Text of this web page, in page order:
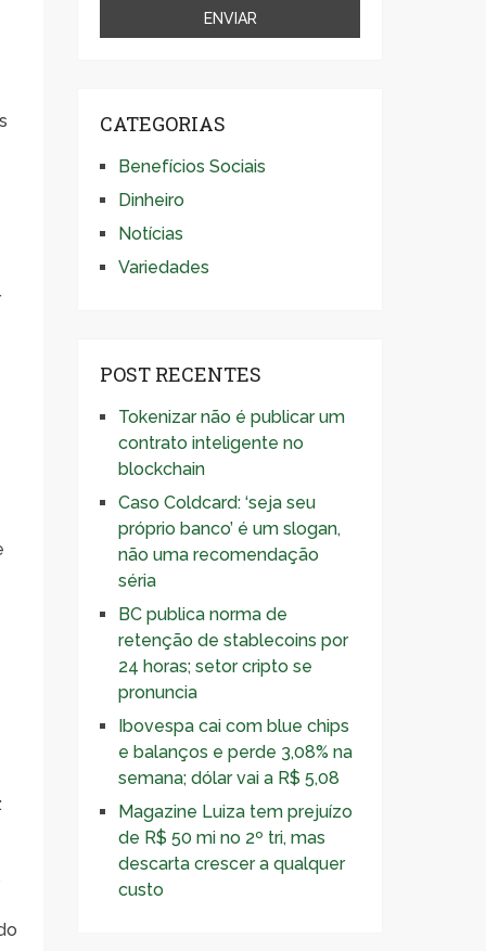
CATEGORIAS
Benefícios Sociais
Dinheiro
Notícias
Variedades
POST RECENTES
Tokenizar não é publicar um
contrato inteligente no
blockchain
Caso Coldcard: ‘seja seu
próprio banco’ é um slogan,
não uma recomendação
séria
BC publica norma de
retenção de stablecoins por
24 horas; setor cripto se
pronuncia
Ibovespa cai com blue chips
e balanços e perde 3,08% na
semana; dólar vai a R$ 5,08
Magazine Luiza tem prejuízo
de R$ 50 mi no 2º tri, mas
descarta crescer a qualquer
custo